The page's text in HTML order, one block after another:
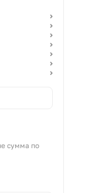
⌄
⌄
⌄
⌄
⌄
⌄
⌄
сумма по